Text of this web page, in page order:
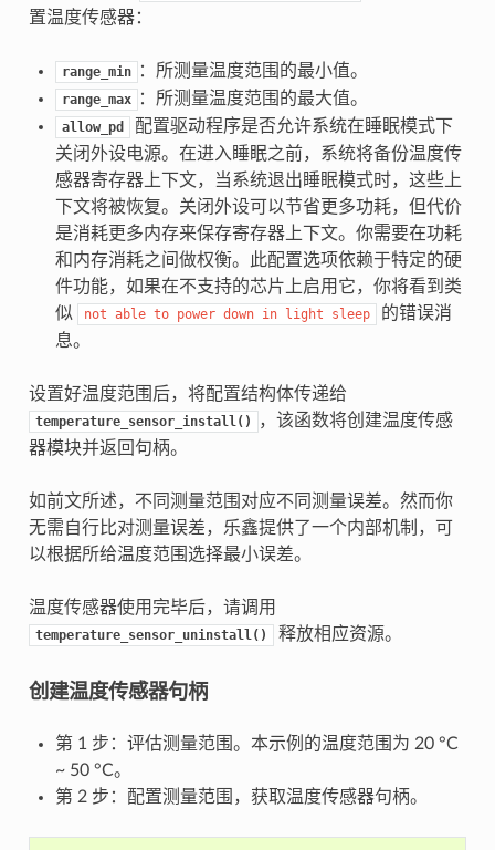
置温度传感器：
range_min ：所测量温度范围的最小值。
range_max ：所测量温度范围的最大值。
allow_pd
配置驱动程序是否允许系统在睡眠模式下
关闭外设电源。在进入睡眠之前，系统将备份温度传
感器寄存器上下文，当系统退出睡眠模式时，这些上
下文将被恢复。关闭外设可以节省更多功耗，但代价
是消耗更多内存来保存寄存器上下文。你需要在功耗
和内存消耗之间做权衡。此配置选项依赖于特定的硬
件功能，如果在不支持的芯片上启用它，你将看到类
似
not able to power down in light sleep
的错误消
息。
设置好温度范围后，将配置结构体传递给
temperature_sensor_install()
，该函数将创建温度传感
器模块并返回句柄。
如前文所述，不同测量范围对应不同测量误差。然而你
无需自行比对测量误差，乐鑫提供了一个内部机制，可
以根据所给温度范围选择最小误差。
温度传感器使用完毕后，请调用
temperature_sensor_uninstall() 释放相应资源。
创建温度传感器句柄
第 1 步：评估测量范围。本示例的温度范围为 20 °C
~ 50 °C。
第 2 步：配置测量范围，获取温度传感器句柄。